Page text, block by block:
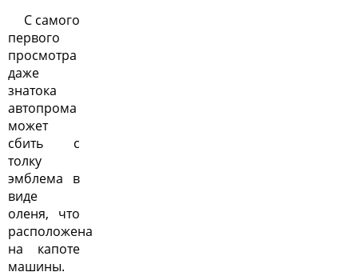
С самого
первого
просмотра
даже
знатока
автопрома
может
сбить с
толку
эмблема в
виде
оленя, что
расположена
на капоте
машины.